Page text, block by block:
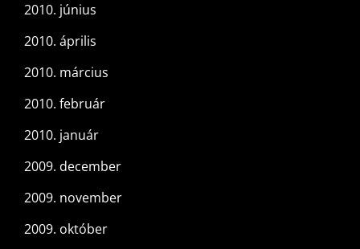
2010. június
2010. április
2010. március
2010. február
2010. január
2009. december
2009. november
2009. október